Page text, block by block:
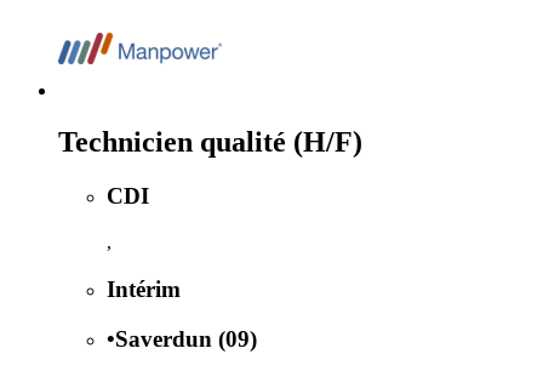
Technicien qualité (H/F)
CDI
,
Intérim
•Saverdun (09)